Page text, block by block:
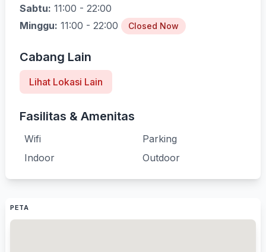
Sabtu: 11:00 - 22:00
Minggu: 11:00 - 22:00 Closed Now
Cabang Lain
Lihat Lokasi Lain
Fasilitas & Amenitas
Wifi
Parking
Indoor
Outdoor
PETA